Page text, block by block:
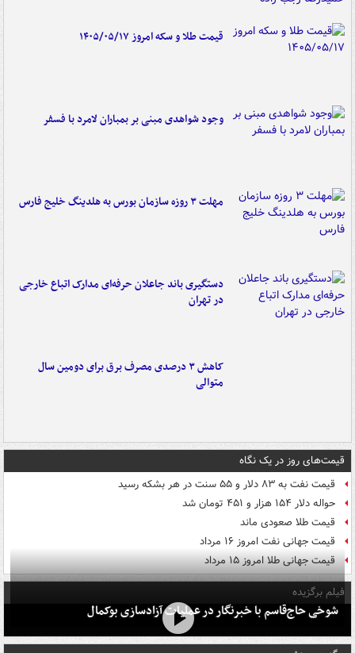
قیمت طلا و سکه امروز ۱۴۰۵/۰۵/۱۷
وجود شواهدی مبنی بر بمباران لامرد با فسفر
مهلت ۳ روزه سازمان بورس به هلدینگ خلیج فارس
دستگیری باند جاعلان حرفه‌ای مدارک اتباع خارجی
در تهران
کاهش ۳ درصدی مصرف برق برای دومین سال
متوالی
قیمت‌های روز در یک نگاه
قیمت نفت به ۸۳ دلار و ۵۵ سنت در هر بشکه رسید
حواله دلار ۱۵۴ هزار و ۴۵۱ تومان شد
قیمت طلا صعودی ماند
قیمت جهانی نفت امروز ۱۶ مرداد
قیمت جهانی طلا امروز ۱۵ مرداد
فیلم برگزیده
شوخی حاج‌قاسم با خبرنگار در عملیات آزادسازی بوکمال